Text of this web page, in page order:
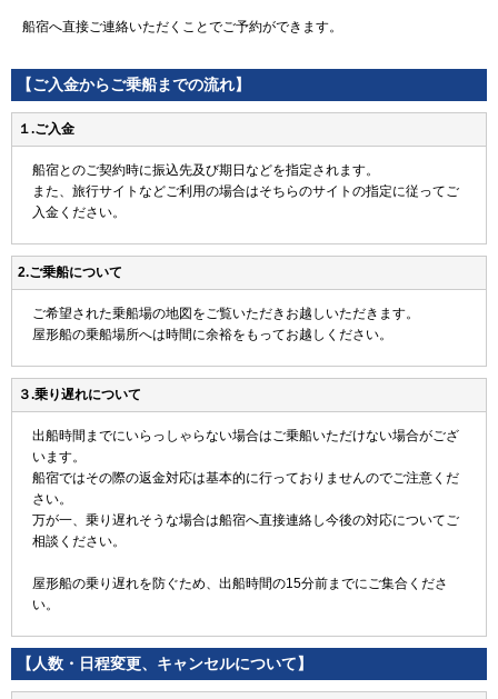
船宿へ直接ご連絡いただくことでご予約ができます。
【ご入金からご乗船までの流れ】
１.ご入金
船宿とのご契約時に振込先及び期日などを指定されます。
また、旅行サイトなどご利用の場合はそちらのサイトの指定に従ってご
入金ください。
2.ご乗船について
ご希望された乗船場の地図をご覧いただきお越しいただきます。
屋形船の乗船場所へは時間に余裕をもってお越しください。
３.乗り遅れについて
出船時間までにいらっしゃらない場合はご乗船いただけない場合がござ
います。
船宿ではその際の返金対応は基本的に行っておりませんのでご注意くだ
さい。
万が一、乗り遅れそうな場合は船宿へ直接連絡し今後の対応についてご
相談ください。
屋形船の乗り遅れを防ぐため、出船時間の15分前までにご集合くださ
い。
【人数・日程変更、キャンセルについて】